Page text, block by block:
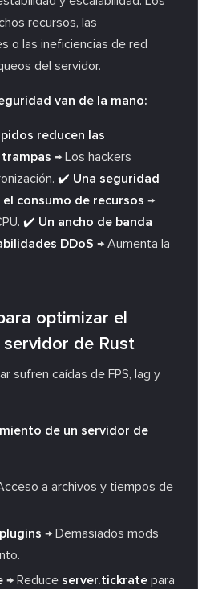
recursos, las
o las ineficiencias de red
del servidor.
van de la mano:
reducen las
→ Los hackers
✔️ Una seguridad
consumo de recursos →
✔️ Un ancho de banda
DDoS → Aumenta la
optimizar el
de Rust
sufren caídas de FPS, lag y
de un servidor de
a archivos y tiempos de
→ Demasiados mods
→ Reduce server.tickrate para